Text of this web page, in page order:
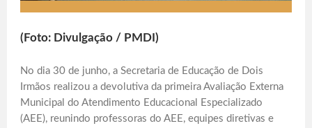
(Foto: Divulgação / PMDI)
No dia 30 de junho, a Secretaria de Educação de Dois
Irmãos realizou a devolutiva da primeira Avaliação Externa
Municipal do Atendimento Educacional Especializado
(AEE), reunindo professoras do AEE, equipes diretivas e